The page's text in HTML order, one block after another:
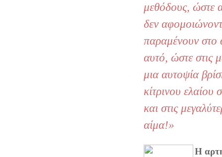
μεθόδους, ώστε
δεν
παραμένουν στο
αυτό, ώστε στις
μια αυτοψία
κίτρινου ελαίου
και στις
αίμα!»
Η